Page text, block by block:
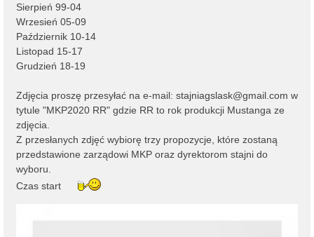
Sierpień 99-04
Wrzesień 05-09
Październik 10-14
Listopad 15-17
Grudzień 18-19
Zdjęcia proszę przesyłać na e-mail: stajniagslask@gmail.com w
tytule "MKP2020 RR" gdzie RR to rok produkcji Mustanga ze
zdjęcia.
Z przesłanych zdjęć wybiorę trzy propozycje, które zostaną
przedstawione zarządowi MKP oraz dyrektorom stajni do
wyboru.
Czas start